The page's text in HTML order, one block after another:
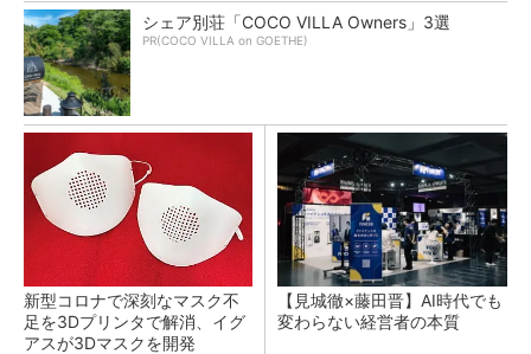
シェア別荘「COCO VILLA Owners」3選
PR(COCO VILLA on GOETHE)
新型コロナで深刻なマスク不
足を3Dプリンタで解消、イグ
アスが3Dマスクを開発
【見城徹×藤田晋】AI時代でも
変わらない経営者の本質